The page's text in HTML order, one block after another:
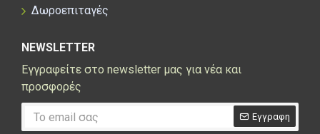
Δωροεπιταγές
NEWSLETTER
Εγγραφείτε στο newsletter μας για νέα και
προσφορές
Εγγραφη